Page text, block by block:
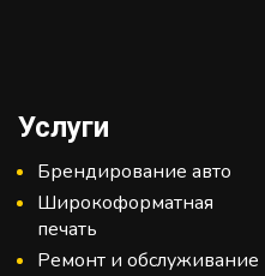
Услуги
Брендирование авто
Широкоформатная
печать
Ремонт и обслуживание